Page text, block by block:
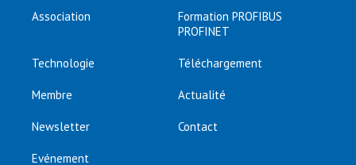
Association
Formation PROFIBUS
PROFINET
Technologie Téléchargement
Membre Actualité
Newsletter Contact
Evénement